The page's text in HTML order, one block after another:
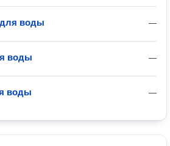
—
для воды
—
воды
—
воды